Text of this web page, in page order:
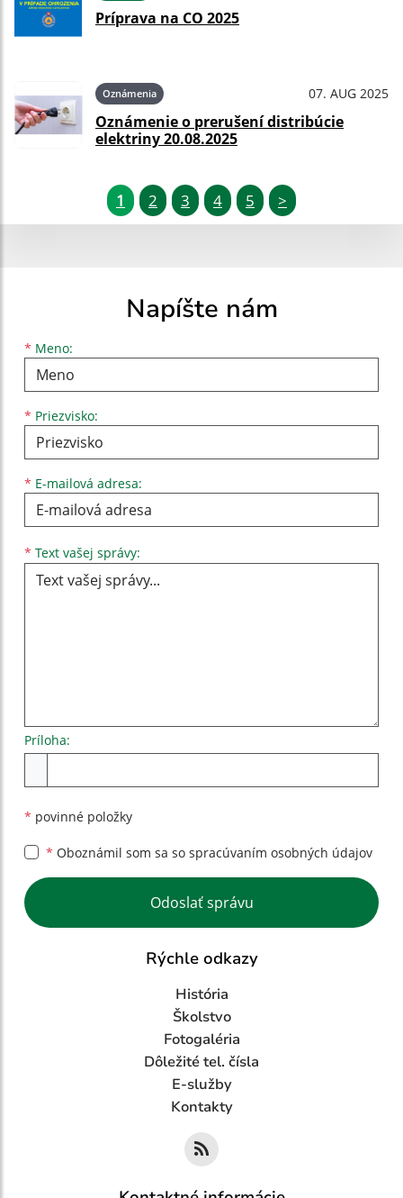
Príprava na CO 2025
Oznámenia 07. AUG 2025
Oznámenie o prerušení distribúcie
elektriny 20.08.2025
1 2 3 4 5 >
Napíšte nám
* Meno:
Meno
* Priezvisko:
Priezvisko
* E-mailová adresa:
E-mailová adresa
* Text vašej správy:
Príloha:
* povinné položky
* Oboznámil som sa so spracúvaním osobných údajov
Google reCaptcha Response
Odoslať správu
Rýchle odkazy
História
Školstvo
Fotogaléria
Dôležité tel. čísla
E-služby
Kontakty